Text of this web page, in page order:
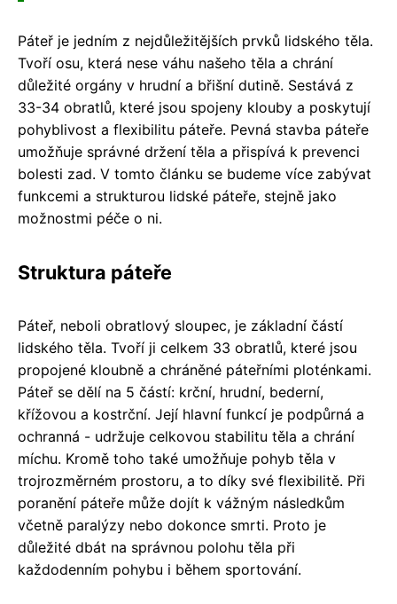
Páteř je jedním z nejdůležitějších prvků lidského těla.
Tvoří osu, která nese váhu našeho těla a chrání
důležité orgány v hrudní a břišní dutině. Sestává z
33-34 obratlů, které jsou spojeny klouby a poskytují
pohyblivost a flexibilitu páteře. Pevná stavba páteře
umožňuje správné držení těla a přispívá k prevenci
bolesti zad. V tomto článku se budeme více zabývat
funkcemi a strukturou lidské páteře, stejně jako
možnostmi péče o ni.
Struktura páteře
Páteř, neboli obratlový sloupec, je základní částí
lidského těla. Tvoří ji celkem 33 obratlů, které jsou
propojené kloubně a chráněné páteřními ploténkami.
Páteř se dělí na 5 částí: krční, hrudní, bederní,
křížovou a kostrční. Její hlavní funkcí je podpůrná a
ochranná - udržuje celkovou stabilitu těla a chrání
míchu. Kromě toho také umožňuje pohyb těla v
trojrozměrném prostoru, a to díky své flexibilitě. Při
poranění páteře může dojít k vážným následkům
včetně paralýzy nebo dokonce smrti. Proto je
důležité dbát na správnou polohu těla při
každodenním pohybu i během sportování.